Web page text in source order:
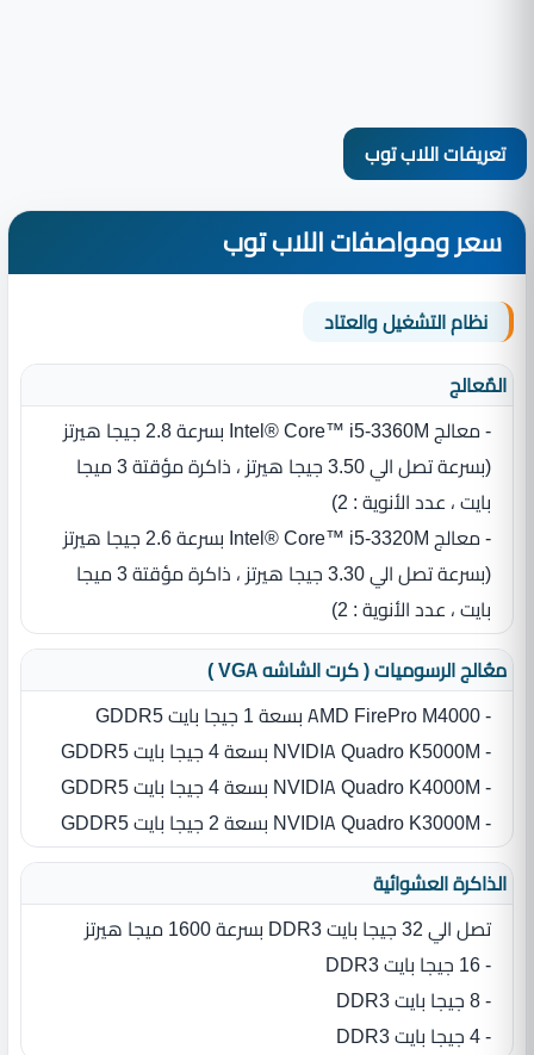
تعريفات اللاب توب
سعر ومواصفات اللاب توب
نظام التشغيل والعتاد
المٌعالج
- معالج Intel® Core™ i5-3360M بسرعة 2.8 جيجا هيرتز
(بسرعة تصل الي 3.50 جيجا هيرتز ، ذاكرة مؤقتة 3 ميجا
بايت ، عدد الأنوية : 2)
- معالج Intel® Core™ i5-3320M بسرعة 2.6 جيجا هيرتز
(بسرعة تصل الي 3.30 جيجا هيرتز ، ذاكرة مؤقتة 3 ميجا
بايت ، عدد الأنوية : 2)
معُالج الرسوميات ( كرت الشاشه VGA )
- AMD FirePro M4000 بسعة 1 جيجا بايت GDDR5
- NVIDIA Quadro K5000M بسعة 4 جيجا بايت GDDR5
- NVIDIA Quadro K4000M بسعة 4 جيجا بايت GDDR5
- NVIDIA Quadro K3000M بسعة 2 جيجا بايت GDDR5
الذاكرة العشوائية
تصل الي 32 جيجا بايت DDR3 بسرعة 1600 ميجا هيرتز
- 16 جيجا بايت DDR3
- 8 جيجا بايت DDR3
- 4 جيجا بايت DDR3